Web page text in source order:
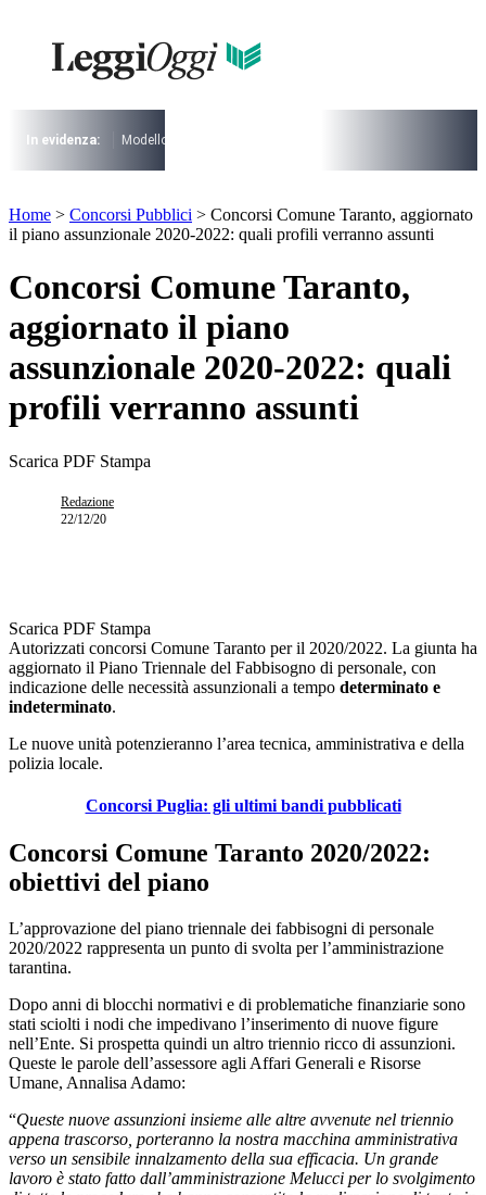
contenuto
Lorem ipsum dolor sit amet consectetur
In evidenza: Modello 730
I più cercati
Lorem ipsum dolor sit amet consectetur
Home > Concorsi Pubblici > Concorsi Comune Taranto, aggiornato
il piano assunzionale 2020-2022: quali profili verranno assunti
Concorsi Comune Taranto,
aggiornato il piano
assunzionale 2020-2022: quali
profili verranno assunti
Scarica PDF Stampa
Redazione
22/12/20
Scarica PDF Stampa
Autorizzati concorsi Comune Taranto per il 2020/2022. La giunta ha
aggiornato il Piano Triennale del Fabbisogno di personale, con
indicazione delle necessità assunzionali a tempo determinato e
indeterminato.
Le nuove unità potenzieranno l’area tecnica, amministrativa e della
polizia locale.
Concorsi Puglia: gli ultimi bandi pubblicati
Concorsi Comune Taranto 2020/2022:
obiettivi del piano
L’approvazione del piano triennale dei fabbisogni di personale
2020/2022 rappresenta un punto di svolta per l’amministrazione
tarantina.
Dopo anni di blocchi normativi e di problematiche finanziarie sono
stati sciolti i nodi che impedivano l’inserimento di nuove figure
nell’Ente. Si prospetta quindi un altro triennio ricco di assunzioni.
Queste le parole dell’assessore agli Affari Generali e Risorse
Umane, Annalisa Adamo:
“Queste nuove assunzioni insieme alle altre avvenute nel triennio
appena trascorso, porteranno la nostra macchina amministrativa
verso un sensibile innalzamento della sua efficacia. Un grande
lavoro è stato fatto dall’amministrazione Melucci per lo svolgimento